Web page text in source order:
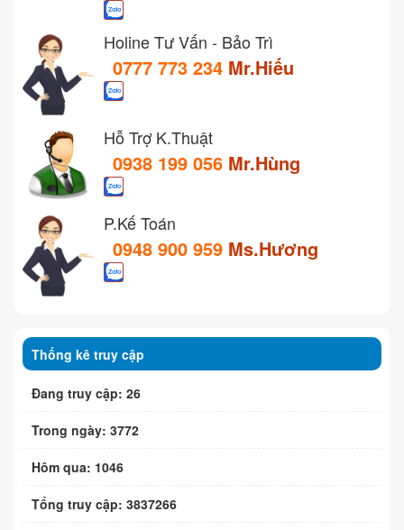
Holine Tư Vấn - Bảo Trì
0777 773 234 Mr.Hiếu
Hỗ Trợ K.Thuật
0938 199 056 Mr.Hùng
P.Kế Toán
0948 900 959 Ms.Hương
Thống kê truy cập
Đang truy cập: 26
Trong ngày: 3772
Hôm qua: 1046
Tổng truy cập: 3837266